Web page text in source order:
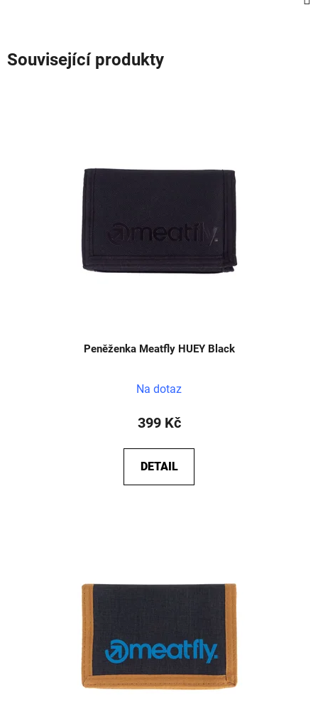
Související produkty
Peněženka Meatfly HUEY Black
Na dotaz
399 Kč
DETAIL